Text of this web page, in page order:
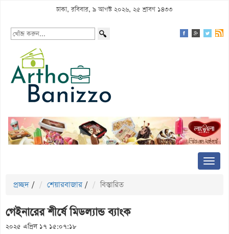
ঢাকা, রবিবার, ৯ আগস্ট ২০২৬, ২৫ শ্রাবণ ১৪৩৩
প্রচ্ছদ / শেয়ারবাজার / বিস্তারিত
গেইনারের শীর্ষে মিডল্যান্ড ব্যাংক
২০২৫ এপ্রিল ১৭ ১৫:০৭:১৮